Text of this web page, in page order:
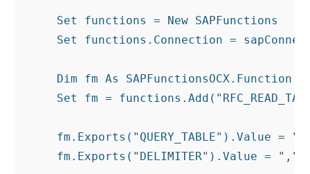
Set functions = New SAPFunctions
Set
functions.Connection =
Dim fm As SAPFunctionsOCX. Function
Set
fm = functions.Add(
    fm.Exports(
"QUERY_TABLE" ).Value =
    fm.Exports(
"DELIMITER" ).Value = ","